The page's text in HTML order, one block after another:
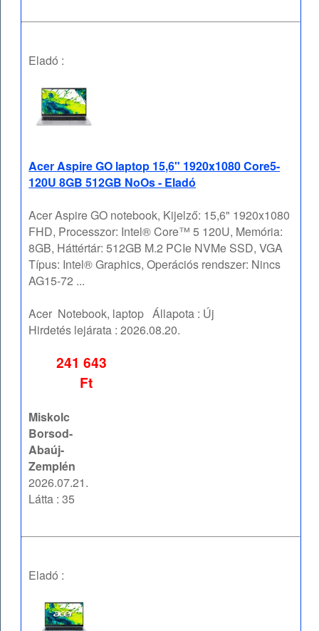
Eladó :
Acer Aspire GO laptop 15,6" 1920x1080 Core5-
120U 8GB 512GB NoOs - Eladó
Acer Aspire GO notebook, Kijelző: 15,6" 1920x1080
FHD, Processzor: Intel® Core™ 5 120U, Memória:
8GB, Háttértár: 512GB M.2 PCIe NVMe SSD, VGA
Típus: Intel® Graphics, Operációs rendszer: Nincs
AG15-72 ...
Acer Notebook, laptop Állapota : Új
Hirdetés lejárata :2026.08.20.
241 643
Ft
Miskolc
Borsod-
Abaúj-
Zemplén
2026.07.21.
Látta : 35
Eladó :